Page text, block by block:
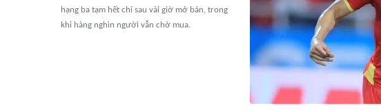
hạng ba tạm hết chỉ sau vài giờ mở bán, trong
khi hàng nghìn người vẫn chờ mua.